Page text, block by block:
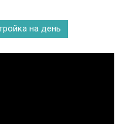
на день